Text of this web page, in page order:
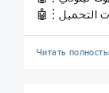
Читать